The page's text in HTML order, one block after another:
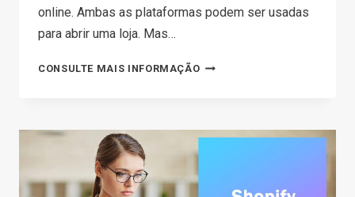
online. Ambas as plataformas podem ser usadas
para abrir uma loja. Mas…
CONSULTE MAIS INFORMAÇÃOSHOPIFY
UMA